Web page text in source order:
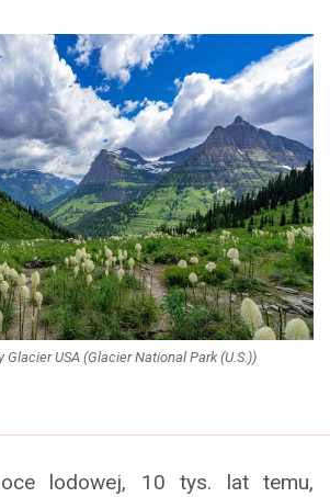
Glacier USA (Glacier National Park (U.S.))
lodowej, 10 tys. lat temu,